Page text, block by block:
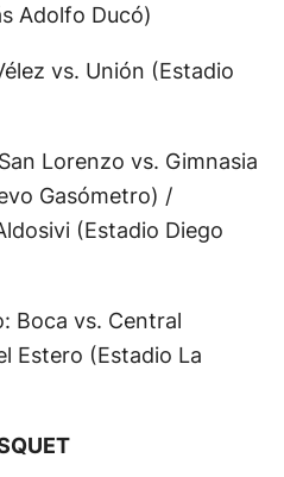
Adolfo Ducó)
vs. Unión (Estadio
Lorenzo vs. Gimnasia
Gasómetro) /
(Estadio Diego
Boca vs. Central
Estero (Estadio La